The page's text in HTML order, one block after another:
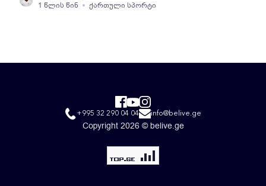
1 წლის წინ
ქართული სპორტი
+995 32 290 04 04 info@belive.ge
Copyright 2026 © belive.ge